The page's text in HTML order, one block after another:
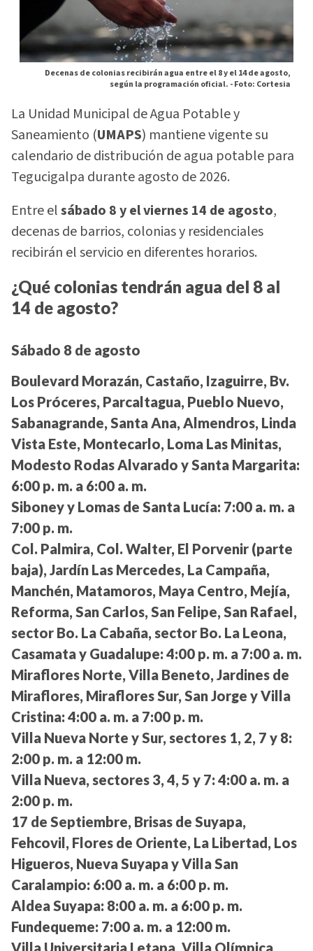
Decenas de colonias recibirán agua entre el 8 y el 14 de agosto,
según la programación oficial. -Foto: Cortesia
La Unidad Municipal de Agua Potable y
Saneamiento (UMAPS) mantiene vigente su
calendario de distribución de agua potable para
Tegucigalpa durante agosto de 2026.
Entre elsábado 8 y el viernes 14 de agosto,
decenas de barrios, colonias y residenciales
recibirán el servicio en diferentes horarios.
¿Qué colonias tendrán agua del 8 al
14 de agosto?
Sábado 8 de agosto
Boulevard Morazán, Castaño, Izaguirre, Bv.
Los Próceres, Parcaltagua, Pueblo Nuevo,
Sabanagrande, Santa Ana, Almendros, Linda
Vista Este, Montecarlo, Loma Las Minitas,
Modesto Rodas Alvarado y Santa Margarita:
6:00 p. m. a 6:00 a. m.
Siboney y Lomas de Santa Lucía: 7:00 a. m. a
7:00 p. m.
Col. Palmira, Col. Walter, El Porvenir (parte
baja), Jardín Las Mercedes, La Campaña,
Manchén, Matamoros, Maya Centro, Mejía,
Reforma, San Carlos, San Felipe, San Rafael,
sector Bo. La Cabaña, sector Bo. La Leona,
Casamata y Guadalupe: 4:00 p. m. a 7:00 a. m.
Miraflores Norte, Villa Beneto, Jardines de
Miraflores, Miraflores Sur, San Jorge y Villa
Cristina: 4:00 a. m. a 7:00 p. m.
Villa Nueva Norte y Sur, sectores 1, 2, 7 y 8:
2:00 p. m. a 12:00 m.
Villa Nueva, sectores 3, 4, 5 y 7: 4:00 a. m. a
2:00 p. m.
17 de Septiembre, Brisas de Suyapa,
Fehcovil, Flores de Oriente, La Libertad, Los
Higueros, Nueva Suyapa y Villa San
Caralampio: 6:00 a. m. a 6:00 p. m.
Aldea Suyapa: 8:00 a. m. a 6:00 p. m.
Fundequeme: 7:00 a. m. a 12:00 m.
Villa Universitaria I etapa, Villa Olímpica,